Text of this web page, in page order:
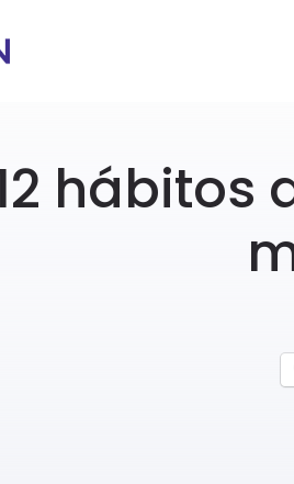
hábitos